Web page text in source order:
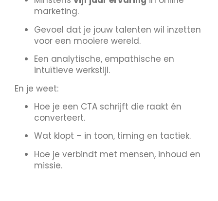
marketing.
Gevoel dat je jouw talenten wil inzetten
voor een mooiere wereld.
Een analytische, empathische en
intuïtieve werkstijl.
En je weet:
Hoe je een CTA schrijft die raakt én
converteert.
Wat klopt – in toon, timing en tactiek.
Hoe je verbindt met mensen, inhoud en
missie.